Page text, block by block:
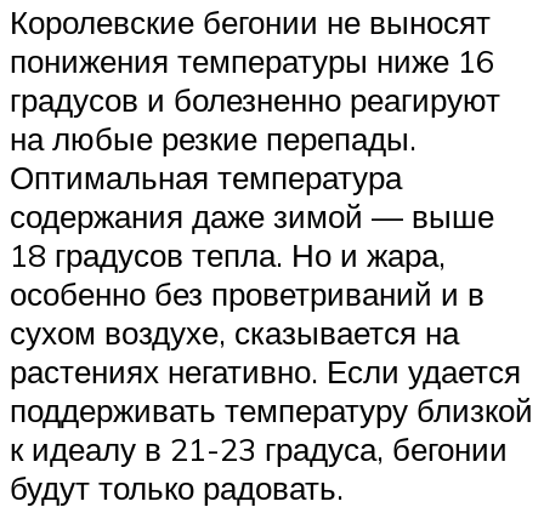
Королевские бегонии не выносят
понижения температуры ниже 16
градусов и болезненно реагируют
на любые резкие перепады.
Оптимальная температура
содержания даже зимой — выше
18 градусов тепла. Но и жара,
особенно без проветриваний и в
сухом воздухе, сказывается на
растениях негативно. Если удается
поддерживать температуру близкой
к идеалу в 21-23 градуса, бегонии
будут только радовать.